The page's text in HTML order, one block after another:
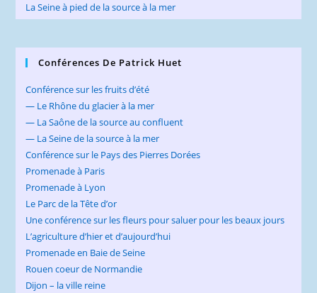
La Seine à pied de la source à la mer
Conférences De Patrick Huet
Conférence sur les fruits d’été
— Le Rhône du glacier à la mer
— La Saône de la source au confluent
— La Seine de la source à la mer
Conférence sur le Pays des Pierres Dorées
Promenade à Paris
Promenade à Lyon
Le Parc de la Tête d’or
Une conférence sur les fleurs pour saluer pour les beaux jours
L’agriculture d’hier et d’aujourd’hui
Promenade en Baie de Seine
Rouen coeur de Normandie
Dijon – la ville reine